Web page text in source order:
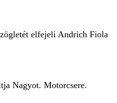
elfejeli Andrich Fiola
Nagyot. Motorcsere.